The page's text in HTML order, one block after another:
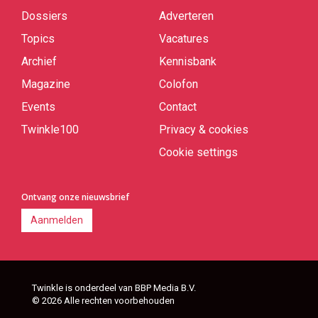
Dossiers
Topics
Archief
Magazine
Events
Twinkle100
Adverteren
Vacatures
Kennisbank
Colofon
Contact
Privacy & cookies
Cookie settings
Ontvang onze nieuwsbrief
Aanmelden
Twinkle is onderdeel van BBP Media B.V.
© 2026 Alle rechten voorbehouden